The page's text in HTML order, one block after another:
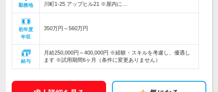
勤務地
川町1-25 アップヒル21 ※屋内に…
初年度
年収
350万円～560万円
給与
月給250,000円～400,000円 ※経験・スキルを考慮し、優遇し
ます ※試用期間6ヶ月（条件に変更ありません）